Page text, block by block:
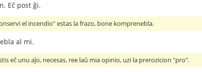
Eĉ post ĝi.
el incendio" estas la frazo, bone komprenebla.
al mi.
eĉ unu aĵo, necesas, ree laŭ mia opinio, uzi la prerozicion "pro".